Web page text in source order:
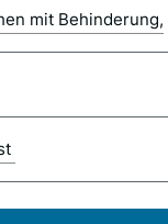
mit Behinderung